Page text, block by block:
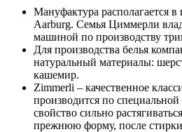
Мануфактура располагается в
Aarburg. Семья Циммерли
машиной по производству
Для производства белья
натуральный материалы:
кашемир.
Zimmerli – качественное
производится по
свойство сильно
прежнюю форму, после